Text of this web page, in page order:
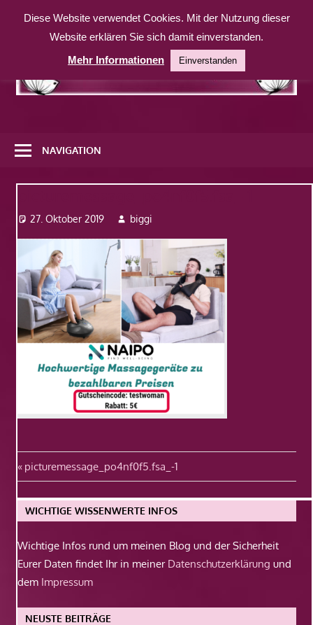
Inhalt
weitere
Website
NAVIGATION
27. Oktober 2019 biggi
Beitragsnavigation
Vorheriger
Beitrag:
picturemessage_po4nf0f5.fsa_-1
WICHTIGE WISSENWERTE INFOS
Wichtige Infos rund um meinen Blog und der Sicherheit
Eurer Daten findet Ihr in meiner Datenschutzerklärung und
dem Impressum
NEUSTE BEITRÄGE
Diese Website verwendet Cookies. Mit der Nutzung dieser
Website erklären Sie sich damit einverstanden.
Mehr Informationen
Einverstanden